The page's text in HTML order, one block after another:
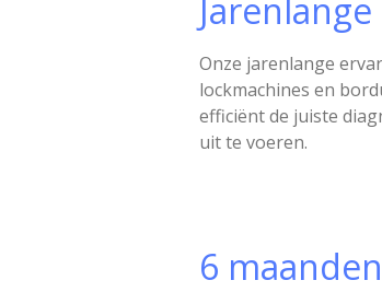
Onze jarenlange
lockmachines en
efficiënt de juiste
uit te voeren.
6